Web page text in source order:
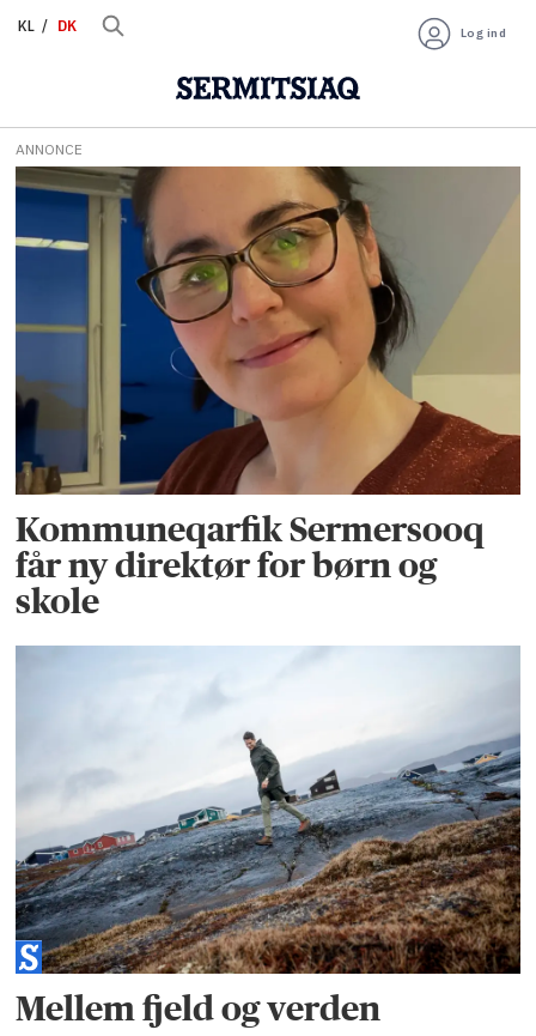
KL DK Log ind
Tag:
ledelse
ANNONCE
Kommuneqarfik Sermersooq
får ny direktør for børn og
skole
Mellem fjeld og verden